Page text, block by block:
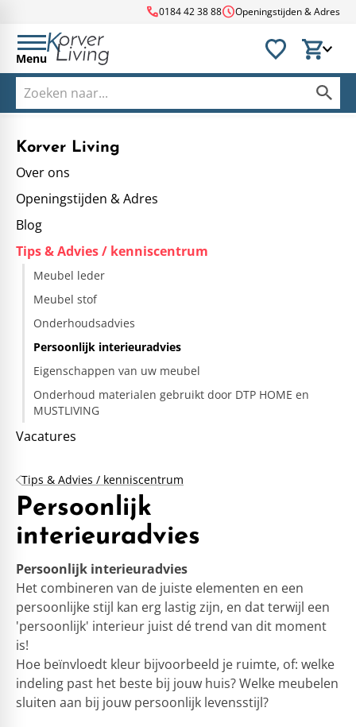
call0184 42 38 88scheduleOpeningstijden & Adres
Menu
Korver Living
Over ons
Openingstijden & Adres
Blog
Tips & Advies / kenniscentrum
Meubel leder
Meubel stof
Onderhoudsadvies
Persoonlijk interieuradvies
Eigenschappen van uw meubel
Onderhoud materialen gebruikt door DTP HOME en
MUSTLIVING
Vacatures
Tips & Advies / kenniscentrum
Persoonlijk
interieuradvies
Persoonlijk interieuradvies
Het combineren van de juiste elementen en een
persoonlijke stijl kan erg lastig zijn, en dat terwijl een
'persoonlijk' interieur juist dé trend van dit moment
is!
Hoe beïnvloedt kleur bijvoorbeeld je ruimte, of: welke
indeling past het beste bij jouw huis? Welke meubelen
sluiten aan bij jouw persoonlijk levensstijl?